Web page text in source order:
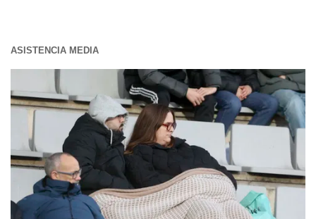
ASISTENCIA MEDIA